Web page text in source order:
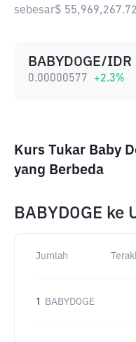
sebesar$
BABYDOGE/IDR
0.00000577 +2.3%
Kurs Tukar Baby
yang Berbeda
BABYDOGE ke
Jumlah
1 BABYDOGE